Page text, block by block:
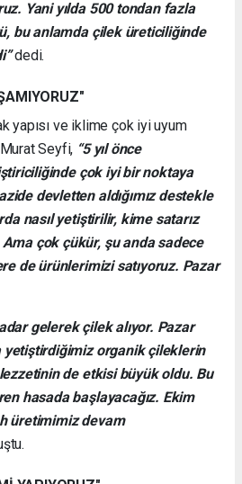
Yani yılda 500 tondan fazla
bu anlamda çilek üreticiliğinde
dedi.
yapısı ve iklime çok iyi uyum
Seyfi, “5 yıl önce
çok iyi bir noktaya
devletten aldığımız destekle
nasıl yetiştirilir, kime satarız
çok çükür, şu anda sadece
de ürünlerimizi satıyoruz. Pazar
gelerek çilek alıyor. Pazar
yetiştirdiğimiz organik çileklerin
de etkisi büyük oldu. Bu
hasada başlayacağız. Ekim
üretimimiz devam